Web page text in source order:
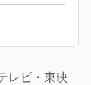
レビ・東映